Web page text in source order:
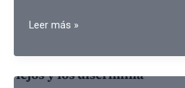
Pero,
también,
Bob?
Leer más »